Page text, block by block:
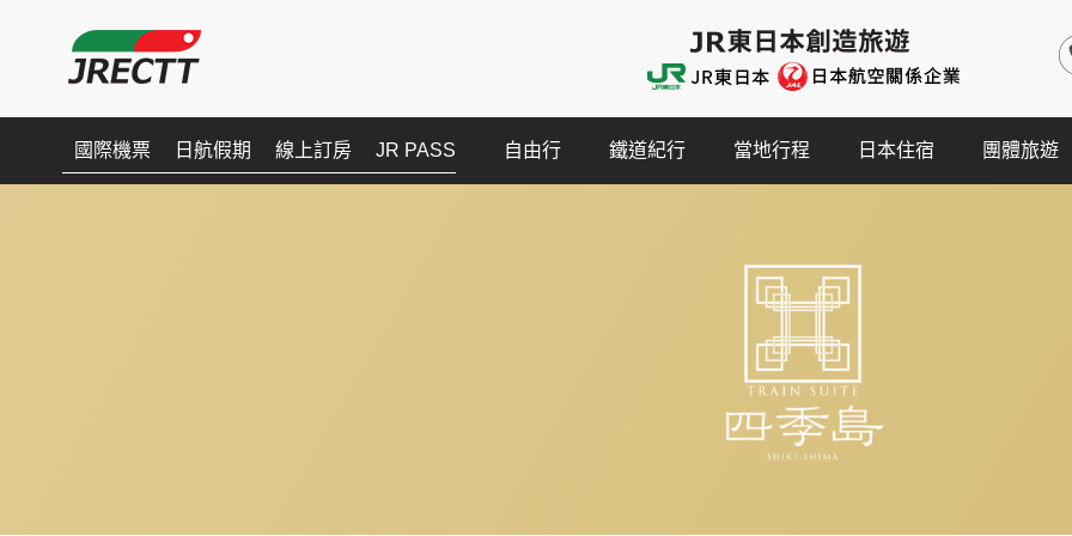
國際機票 日航假期 線上訂房 JR PASS 自由行 鐵道紀行 當地行程 日本住宿 團體旅遊